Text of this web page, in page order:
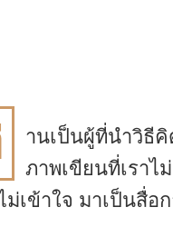
านเป็นผู้ที่นำวิธี
ภาพเขียนที่เราไ
ม่เข้าใจ มาเป็นสื่อ